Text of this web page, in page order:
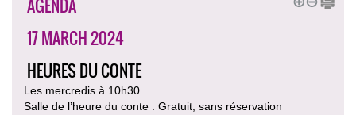
AGENDA
17 MARCH 2024
HEURES DU CONTE
Les mercredis à 10h30
Salle de l’heure du conte . Gratuit, sans réservation